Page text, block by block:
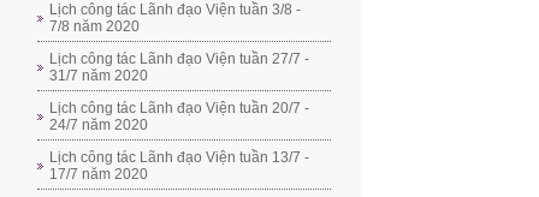
Lịch công tác Lãnh đạo Viện tuần 3/8 -
7/8 năm 2020
Lịch công tác Lãnh đạo Viện tuần 27/7 -
31/7 năm 2020
Lịch công tác Lãnh đạo Viện tuần 20/7 -
24/7 năm 2020
Lịch công tác Lãnh đạo Viện tuần 13/7 -
17/7 năm 2020